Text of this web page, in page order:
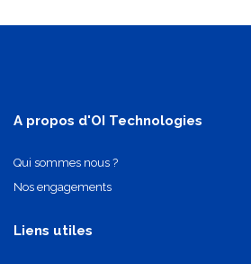
A propos d'OI Technologies
Qui sommes nous ?
Nos engagements
Liens utiles